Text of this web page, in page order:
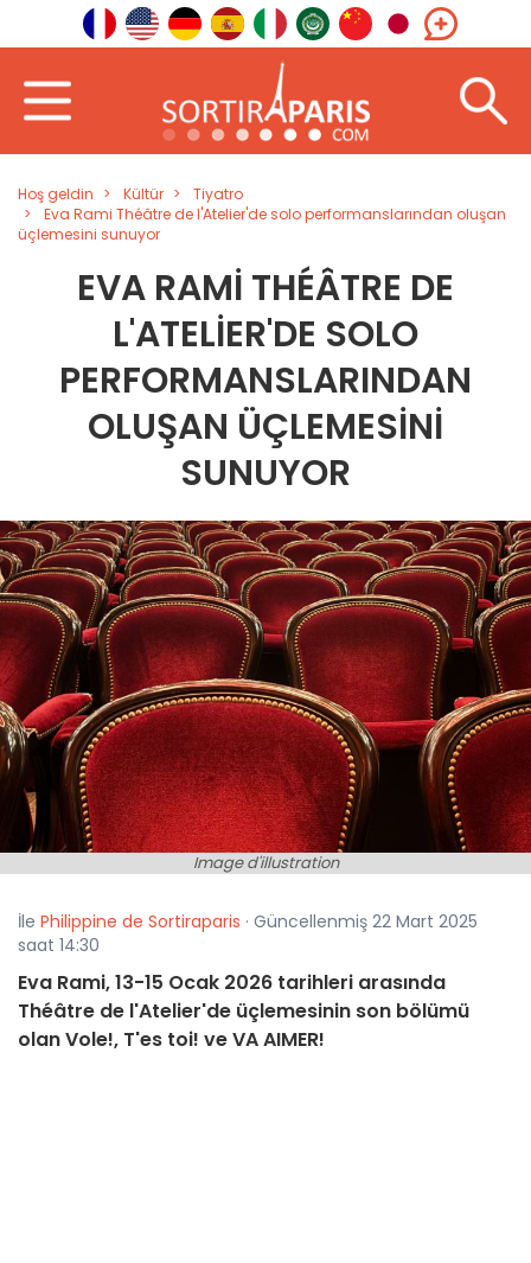
Hoş geldin Kültür
Tiyatro
Eva Rami Théâtre de l'Atelier'de solo performanslarından oluşan
üçlemesini sunuyor
EVA RAMI THÉÂTRE DE
L'ATELIER'DE SOLO
PERFORMANSLARINDAN
OLUŞAN ÜÇLEMESINI
SUNUYOR
Image d'illustration
İle Philippine de Sortiraparis · Güncellenmiş 22 Mart 2025
saat 14:30
Eva Rami, 13-15 Ocak 2026 tarihleri arasında
Théâtre de l'Atelier'de üçlemesinin son bölümü
olan Vole!, T'es toi! ve VA AIMER!